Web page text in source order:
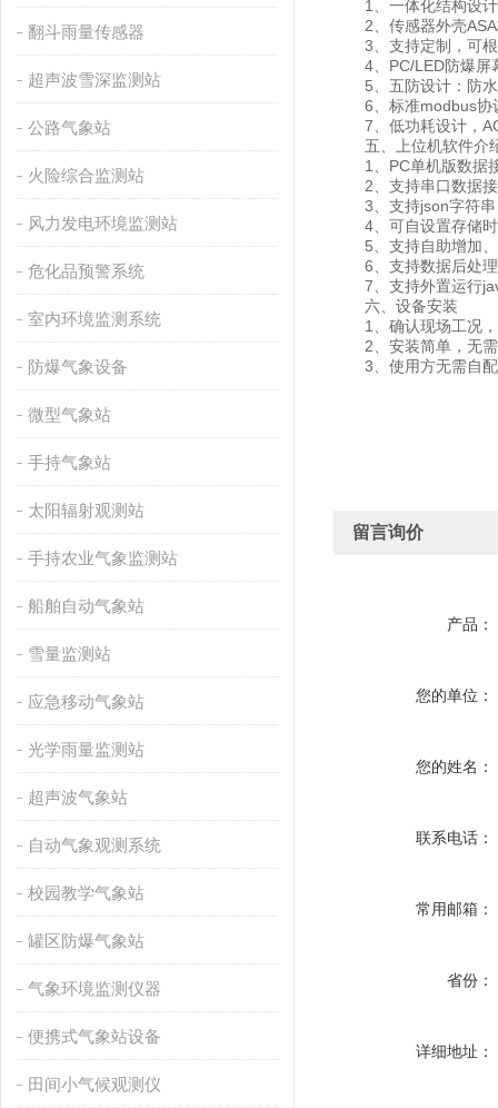
翻斗雨量传感器
超声波雪深监测站
公路气象站
火险综合监测站
风力发电环境监测站
危化品预警系统
室内环境监测系统
防爆气象设备
微型气象站
手持气象站
太阳辐射观测站
手持农业气象监测站
船舶自动气象站
雪量监测站
应急移动气象站
光学雨量监测站
超声波气象站
自动气象观测系统
校园教学气象站
罐区防爆气象站
气象环境监测仪器
便携式气象站设备
田间小气候观测仪
1、一体化结构设计
2、传感器外壳ASA
3、支持定制，可根
4、PC/LED防爆屏
5、五防设计：防水
6、标准modbus协议
7、低功耗设计，
五、上位机软件介
1、PC单机版数据接
2、支持串口数据接
3、支持json字符串
4、可自设置存储时
5、支持自助增加、
6、支持数据后处理
7、支持外置运行
六、设备安装
1、确认现场工况，
2、安装简单，无需
3、使用方无需自配
留言询价
产品：
您的单位：
您的姓名：
联系电话：
常用邮箱：
省份：
详细地址：